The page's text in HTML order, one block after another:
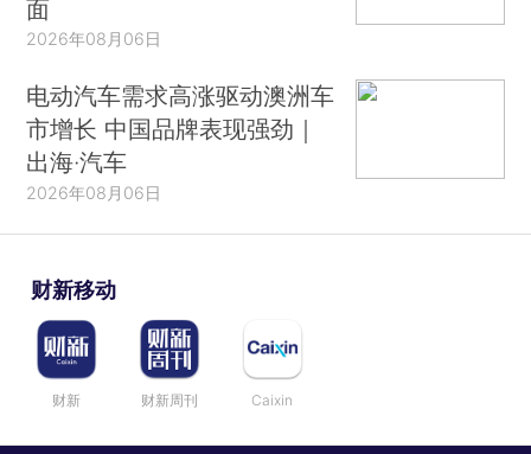
面
2026年08月06日
电动汽车需求高涨驱动澳洲车
市增长 中国品牌表现强劲｜
出海·汽车
2026年08月06日
财新移动
财新 财新周刊 Caixin